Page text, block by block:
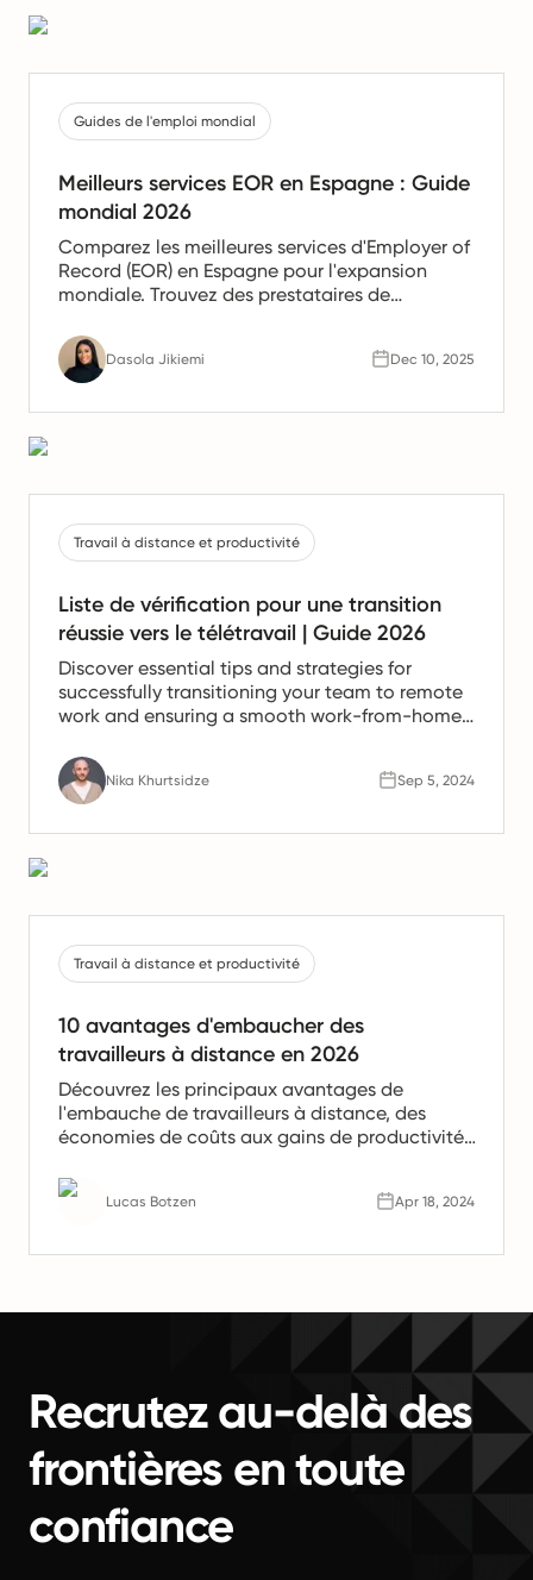
Guides de l'emploi mondial
Meilleurs services EOR en Espagne : Guide
mondial 2026
Comparez les meilleures services d'Employer of
Record (EOR) en Espagne pour l'expansion
mondiale. Trouvez des prestataires de
gestion des ressources humaines et de
conformité pour les équipes en Espagne.
Dasola Jikiemi Dec 10, 2025
Travail à distance et productivité
Liste de vérification pour une transition
réussie vers le télétravail | Guide 2026
Discover essential tips and strategies for
successfully transitioning your team to remote
work and ensuring a smooth work-from-home
Nika Khurtsidze Sep 5, 2024
Travail à distance et productivité
10 avantages d'embaucher des
travailleurs à distance en 2026
Découvrez les principaux avantages de
l'embauche de travailleurs à distance, des
économies de coûts aux gains de productivité.
l'avenir du travail.
Lucas Botzen Apr 18, 2024
Recrutez au-delà des
frontières en toute
confiance